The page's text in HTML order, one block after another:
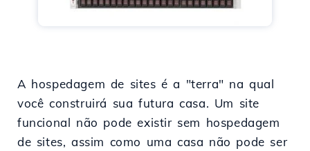
A hospedagem de sites é a "terra" na qual
você construirá sua futura casa. Um site
funcional não pode existir sem hospedagem
de sites, assim como uma casa não pode ser